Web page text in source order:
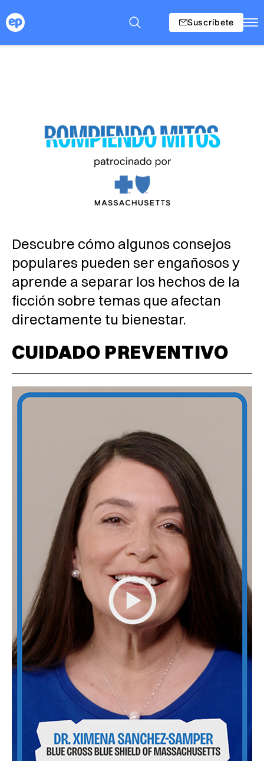
Suscríbete
Descubre cómo algunos consejos
populares pueden ser engañosos y
aprende a separar los hechos de la
ficción sobre temas que afectan
directamente tu bienestar.
CUIDADO PREVENTIVO